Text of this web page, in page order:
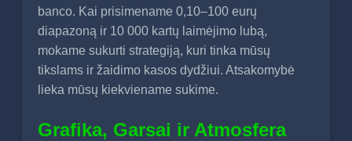
banco. Kai prisimename 0,10–100 eurų
diapazoną ir 10 000 kartų laimėjimo lubą,
mokame sukurti strategiją, kuri tinka mūsų
tikslams ir žaidimo kasos dydžiui. Atsakomybė
lieka mūsų kiekviename sukime.
Grafika, Garsai ir Atmosfera